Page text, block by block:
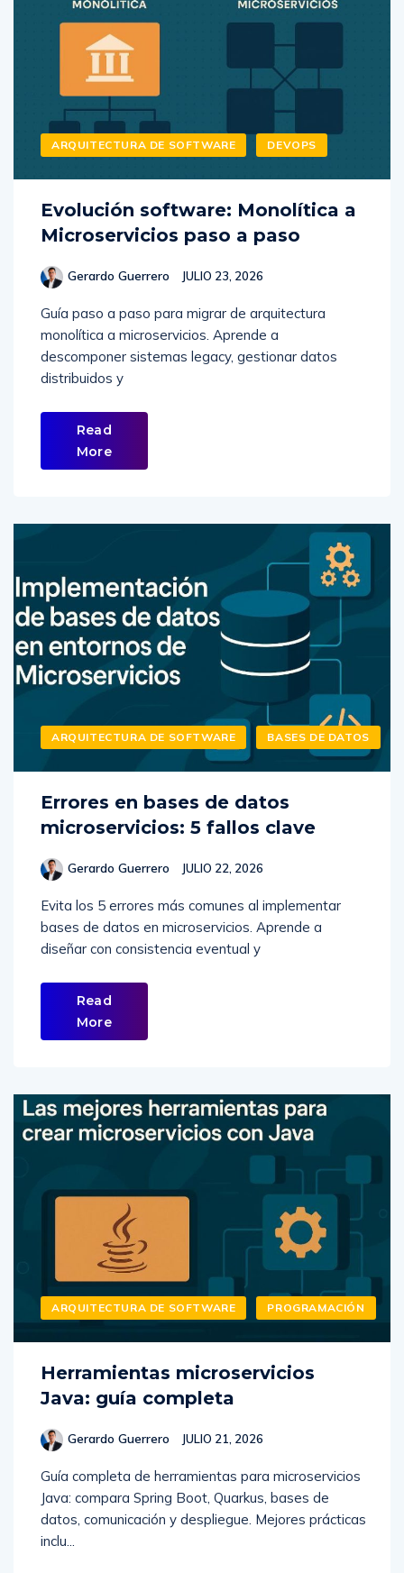
ARQUITECTURA DE SOFTWARE DEVOPS
Evolución software: Monolítica a
Microservicios paso a paso
Gerardo Guerrero JULIO 23, 2026
Guía paso a paso para migrar de arquitectura
monolítica a microservicios. Aprende a
descomponer sistemas legacy, gestionar datos
distribuidos y
Read
More
ARQUITECTURA DE SOFTWARE BASES DE DATOS
Errores en bases de datos
microservicios: 5 fallos clave
Gerardo Guerrero JULIO 22, 2026
Evita los 5 errores más comunes al implementar
bases de datos en microservicios. Aprende a
diseñar con consistencia eventual y
Read
More
ARQUITECTURA DE SOFTWARE PROGRAMACIÓN
Herramientas microservicios
Java: guía completa
Gerardo Guerrero JULIO 21, 2026
Guía completa de herramientas para microservicios
Java: compara Spring Boot, Quarkus, bases de
datos, comunicación y despliegue. Mejores prácticas
inclu...